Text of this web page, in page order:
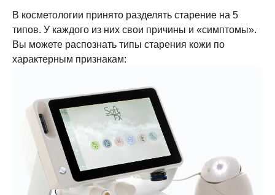
В косметологии принято разделять старение на 5
типов. У каждого из них свои причины и «симптомы».
Вы можете распознать типы старения кожи по
характерным признакам: